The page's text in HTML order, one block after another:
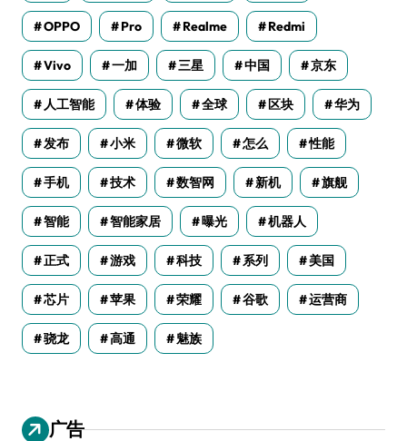
OPPO Pro Realme Redmi
Vivo 一加 三星 中国 京东
人工智能 体验 全球 区块 华为
发布 小米 微软 怎么 性能
手机 技术 数智网 新机 旗舰
智能 智能家居 曝光 机器人
正式 游戏 科技 系列 美国
芯片 苹果 荣耀 谷歌 运营商
骁龙 高通 魅族
广告